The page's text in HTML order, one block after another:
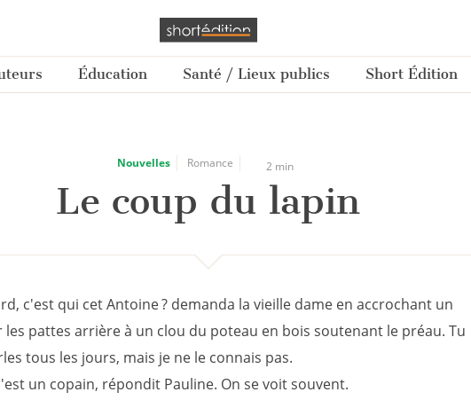
Éducation Santé / Lieux publics Short Édition
Nouvelles Romance 2 min
Le coup du lapin
c'est qui cet Antoine ? demanda la vieille dame en accrochant un
les pattes arrière à un clou du poteau en bois soutenant le préau. Tu
tous les jours, mais je ne le connais pas.
un copain, répondit Pauline. On se voit souvent.